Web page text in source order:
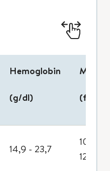
Hemoglobin
(g/dl)
MCV
(fl)
14,9 - 23,7
100 -
125